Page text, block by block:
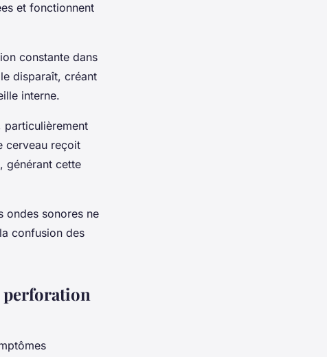
et fonctionnent
constante dans
disparaît, créant
interne.
particulièrement
cerveau reçoit
générant cette
ondes sonores ne
confusion des
perforation